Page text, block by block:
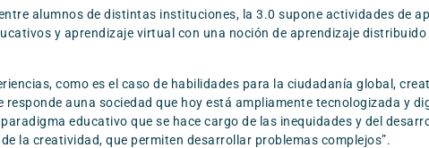
alumnos de distintas instituciones, la 3.0 supone actividades de
y aprendizaje virtual con una noción de aprendizaje
como es el caso de habilidades para la ciudadanía global,
responde auna sociedad que hoy está ampliamente tecnologizada y
educativo que se hace cargo de las inequidades y del
la creatividad, que permiten desarrollar problemas complejos”.